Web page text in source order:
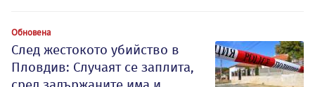
Обновена
След жестокото убийство в
Пловдив: Случаят се заплита,